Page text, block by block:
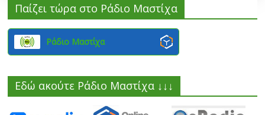
Παίζει τώρα στο Ράδιο Μαστίχα
Ράδιο Μαστίχα
Εδώ ακούτε Ράδιο Μαστίχα ↓↓↓